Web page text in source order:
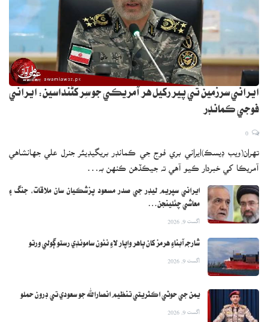
ايراني سرزمين تي پير رکيل هر آمريڪي جو سِر کڻنداسين: ايراني
فوجي ڪمانڊر
تهران(ويب ڊيسڪ)ايراني بري فوج جي ڪمانڊر بريگيڊيئر جنرل علي جهانشاهي
آمريڪا کي خبردار ڪيو آهي ته جيڪڏهن ڪنهن به…
ايراني سپريم ليڊر جي صدر مسعود پزشڪيان سان ملاقات، جنگ ۽
معاشي چئلينجن…
اگست 9, 2026
شارجه آبناءِ هرمز کان ٻاهر واپار لاءِ نئون سامونڊي رستو ڳولي ورتو
اگست 9, 2026
يمن جي حوثي اڪثريتي تنظيم انصارالله جو سعودي تي ڊرون حملو
اگست 9, 2026